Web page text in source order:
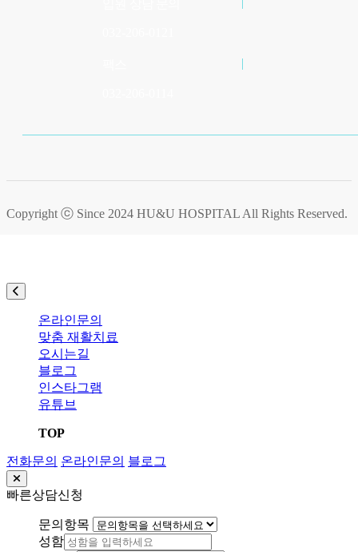
Copyright ⓒ Since 2024 HU&U HOSPITAL All Rights Reserved.
온라인문의
맞춤 재활치료
오시는길
블로그
인스타그램
유튜브
TOP
전화문의 온라인문의 블로그
빠른상담신청
문의항목
성함